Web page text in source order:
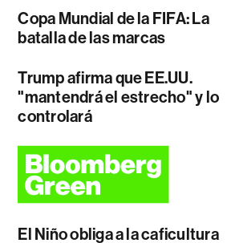
Copa Mundial de la FIFA: La
batalla de las marcas
Trump afirma que EE.UU.
"mantendrá el estrecho" y lo
controlará
El Niño obliga a la caficultura